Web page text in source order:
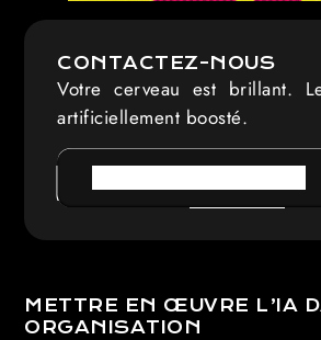
CONTACTEZ-NOUS
Votre cerveau est brillant.
artificiellement boosté.
METTRE EN ŒUVRE L’IA
ORGANISATION